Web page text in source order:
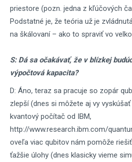
priestore (pozn. jedna z kľúčových
Podstatné je, že teória už je
na škálovaní – ako to spraviť vo
S: Dá sa očakávať, že v blízkej
výpočtová kapacita?
D: Áno, teraz sa pracuje so zopár
zlepší (dnes si môžete aj vy
kvantový počítač od IBM,
http://www.research.ibm.com/
oveľa viac qubitov nám pomôže
ťažšie úlohy (dnes klasicky vieme